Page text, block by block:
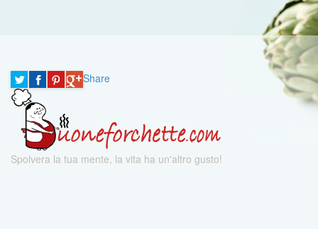
Share
Spolvera la tua mente, la vita ha un'altro gusto!